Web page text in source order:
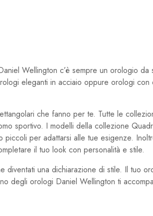
Wellington c’è sempre un orologio da
eleganti in acciaio oppure orologi con
che fanno per te. Tutte le
sportivo. I modelli della collezione
per adattarsi alle tue esigenze.
il tuo look con personalità e stile.
una dichiarazione di stile. Il tuo
degli orologi Daniel Wellington ti